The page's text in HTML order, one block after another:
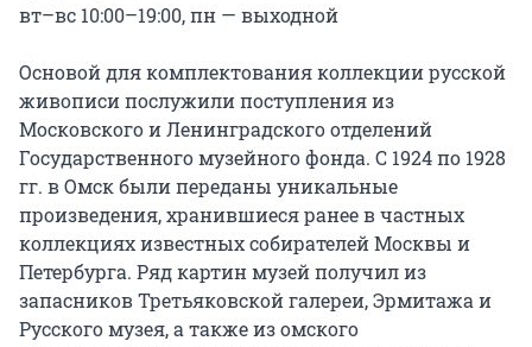
вт–вс 10:00–19:00, пн — выходной
Основой для комплектования коллекции русской
живописи послужили поступления из
Московского и Ленинградского отделений
Государственного музейного фонда. С 1924 по 1928
гг. в Омск были переданы уникальные
произведения, хранившиеся ранее в частных
коллекциях известных собирателей Москвы и
Петербурга. Ряд картин музей получил из
запасников Третьяковской галереи, Эрмитажа и
Русского музея, а также из омского